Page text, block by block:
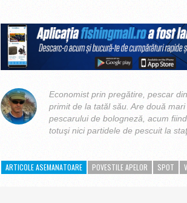
Economist prin pregătire, pescar
primit de la tatăl său. Are două
pescarului de bologneză, acum
totuşi nici partidele de pescuit la
ARTICOLE ASEMANATOARE POVESTILE APELOR SPOT